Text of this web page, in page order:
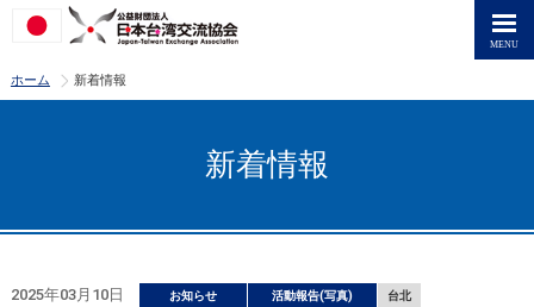
ホーム >
新着情報
新着情報
2025年03月10日 お知らせ 活動報告(写真) 台北